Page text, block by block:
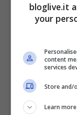
Via libera poi
pallanuotista
bloglive.it
your
content
services
Store and/
Learn more